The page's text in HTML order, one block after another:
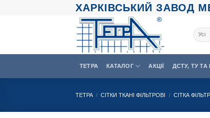
ХАРКІВСЬКИЙ ЗАВОД
ТЕТРА КАТАЛОГ АКЦІЇ ДСТУ, ТУ ТА
ТЕТРА / СІТКИ ТКАНІ ФІЛЬТРОВІ / СІТКА